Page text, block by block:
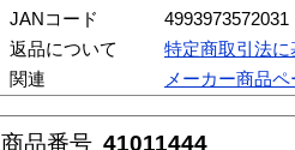
JANコード
4993973572031
返品について
特定商取引法
関連
メーカー商品ペ
商品番号 41011444